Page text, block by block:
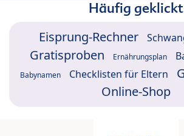
Häufig geklickt
Eisprung-Rechner
Gratisproben Ernährungsplan
Babynamen Checklisten für Eltern
Online-Shop